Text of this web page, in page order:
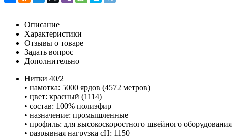
Описание
Характеристики
Отзывы о товаре
Задать вопрос
Дополнительно
Нитки 40/2
• намотка: 5000 ярдов (4572 метров)
• цвет: красный (1114)
• состав: 100% полиэфир
• назначение: промышленные
• профиль: для высокоскоростного швейного оборудования
• разрывная нагрузка сН: 1150